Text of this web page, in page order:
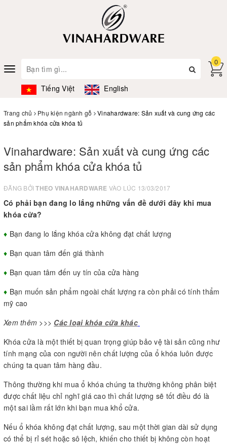
Toggle
navigation
Tiếng Việt English
0
Trang chủ Phụ kiện ngành gỗ
Vinahardware: Sản xuất và cung ứng các
sản phẩm khóa cửa khóa tủ
Vinahardware: Sản xuất và cung ứng các
sản phẩm khóa cửa khóa tủ
ĐĂNG BỞITHEO VINAHARDWARE VÀO LÚC 13/03/2017
Có phải bạn đang lo lắng những vấn đề dưới đây khi mua
khóa cửa?
♦ Bạn đang lo lắng khóa cửa không đạt chất lượng
♦ Bạn quan tâm đến giá thành
♦ Bạn quan tâm đến uy tín của cửa hàng
♦ Bạn muốn sản phẩm ngoài chất lượng ra còn phải có tính thẩm
mỹ cao
Xem thêm >>> Các loại khóa cửa khác
Khóa cửa là một thiết bị quan trọng giúp bảo vệ tài sản cũng như
tính mạng của con người nên chất lượng của ổ khóa luôn được
chúng ta quan tâm hàng đầu.
Thông thường khi mua ổ khóa chúng ta thường không phân biệt
được chất liệu chỉ nghĩ giá cao thì chất lượng sẽ tốt điều đó là
một sai lầm rất lớn khi bạn mua khổ cửa.
Nếu ổ khóa không đạt chất lượng, sau một thời gian dài sử dụng
có thể bị rỉ sét hoặc sô lệch, khiến cho thiết bị không còn hoạt